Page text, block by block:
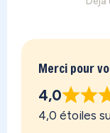
Merci pour
4,0
4,0 étoiles